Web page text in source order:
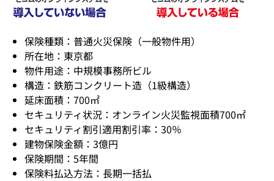
保険種類：普通火災保険（一般物件用）
所在地：東京都
物件用途：中規模事務所ビル
構造：鉄筋コンクリート造（1級構造）
延床面積：700㎡
セキュリティ状況：オンライン火災監視面積700㎡
セキュリティ割引適用割引率：30％
建物保険金額：3億円
保険期間：5年間
保険料払込方法：長期一括払